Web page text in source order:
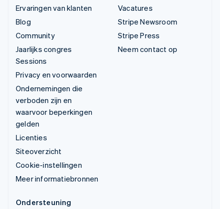
Ervaringen van klanten
Blog
Community
Jaarlijks congres
Sessions
Privacy en voorwaarden
Ondernemingen die
verboden zijn en
waarvoor beperkingen
gelden
Licenties
Siteoverzicht
Cookie-instellingen
Meer informatiebronnen
Vacatures
Stripe Newsroom
Stripe Press
Neem contact op
Ondersteuning